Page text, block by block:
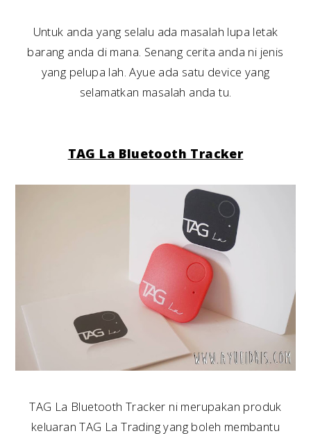
Untuk anda yang selalu ada masalah lupa letak
barang anda di mana. Senang cerita anda ni jenis
yang pelupa lah. Ayue ada satu device yang
selamatkan masalah anda tu.
TAG La Bluetooth Tracker
TAG La Bluetooth Tracker ni merupakan produk
keluaran TAG La Trading yang boleh membantu